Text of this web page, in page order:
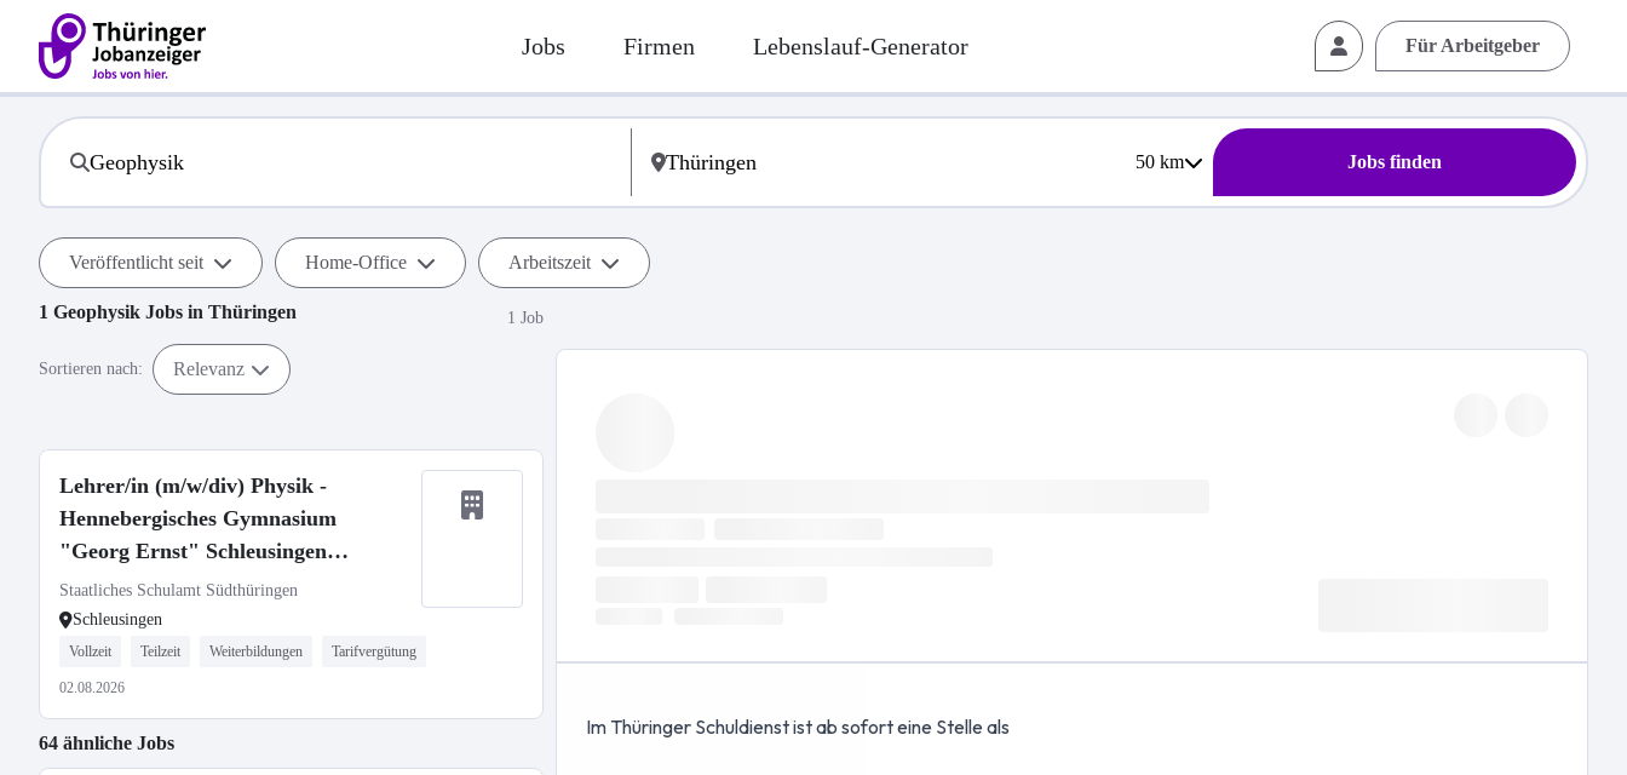
Jobs Firmen Lebenslauf-Generator Für Arbeitgeber
50km Jobs finden
Veröffentlicht seit Home-Office Arbeitszeit
1 Geophysik Jobs in Thüringen 1 Job
Sortieren nach: Relevanz
Lehrer/in (m/w/div) Physik -
Hennebergisches Gymnasium
"Georg Ernst" Schleusingen
Staatliches Gymnasium
Staatliches Schulamt Südthüringen
Schleusingen
Vollzeit Teilzeit Weiterbildungen Tarifvergütung
02.08.2026
64 ähnliche Jobs